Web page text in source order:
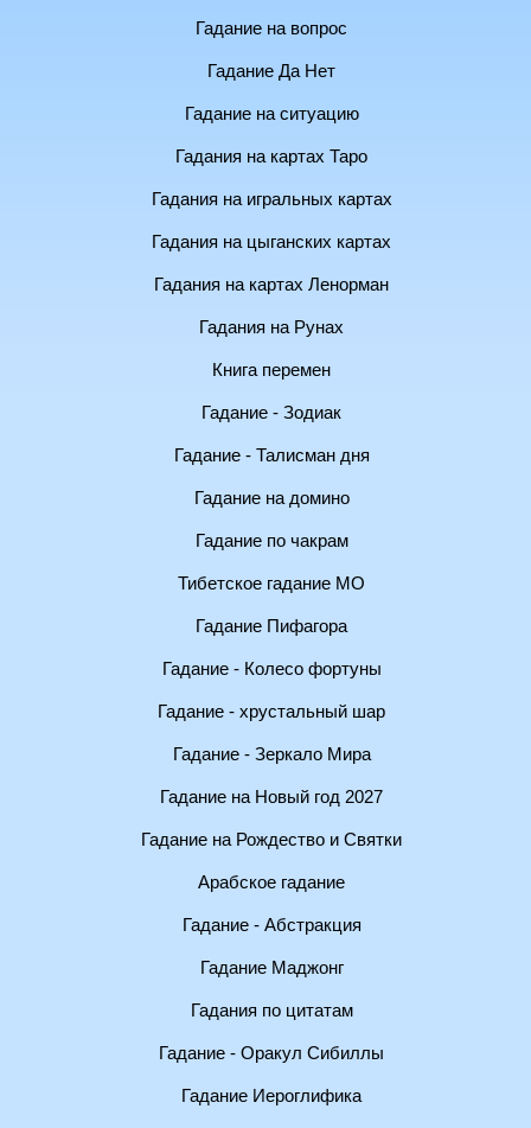
Гадание на вопрос
Гадание Да Нет
Гадание на ситуацию
Гадания на картах Таро
Гадания на игральных картах
Гадания на цыганских картах
Гадания на картах Ленорман
Гадания на Рунах
Книга перемен
Гадание - Зодиак
Гадание - Талисман дня
Гадание на домино
Гадание по чакрам
Тибетское гадание МО
Гадание Пифагора
Гадание - Колесо фортуны
Гадание - хрустальный шар
Гадание - Зеркало Мира
Гадание на Новый год 2027
Гадание на Рождество и Святки
Арабское гадание
Гадание - Абстракция
Гадание Маджонг
Гадания по цитатам
Гадание - Оракул Сибиллы
Гадание Иероглифика